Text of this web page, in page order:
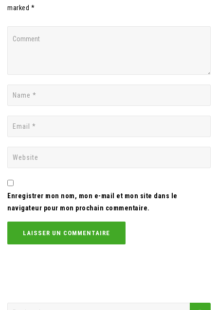
marked *
Enregistrer mon nom, mon e-mail et mon site dans le
navigateur pour mon prochain commentaire.